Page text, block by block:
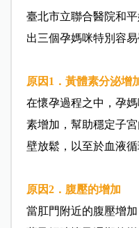
臺北市立聯合醫院和
出三個孕媽咪特別容
原因1．黃體素分泌增
在懷孕過程之中，孕
素增加，幫助穩定子
壁放鬆，以至於血液
原因2．腹壓的增加
當肛門附近的腹壓增